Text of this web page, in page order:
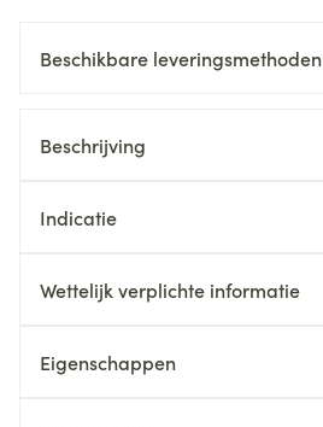
Beschikbare leveringsmethoden
Beschrijving
Indicatie
Wettelijk verplichte informatie
Eigenschappen